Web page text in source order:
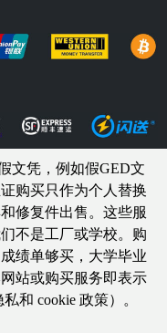
文凭，例如假GED文
购买只作为个人替换
修复件出售。这些服
不是工厂或学校。购
成绩单够买 ，大学毕业
站或购买服务即表示
和 cookie 政策）。